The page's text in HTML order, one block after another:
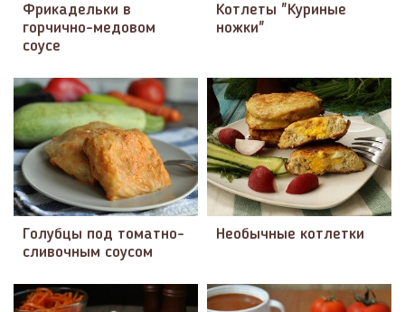
Фрикадельки в
горчично-медовом
соусе
Котлеты "Куриные
ножки"
Голубцы под томатно-
сливочным соусом
Необычные котлетки